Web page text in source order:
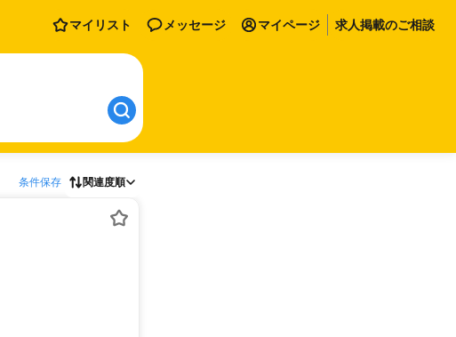
マイリスト メッセージ マイページ 求人掲載のご相談
条件保存 関連度順